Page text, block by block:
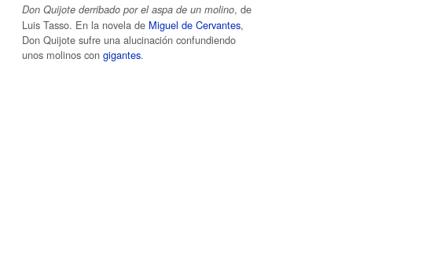
Don Quijote derribado por el aspa de un molino, de
Luis Tasso. En la novela de Miguel de Cervantes,
Don Quijote sufre una alucinación confundiendo
unos molinos congigantes.